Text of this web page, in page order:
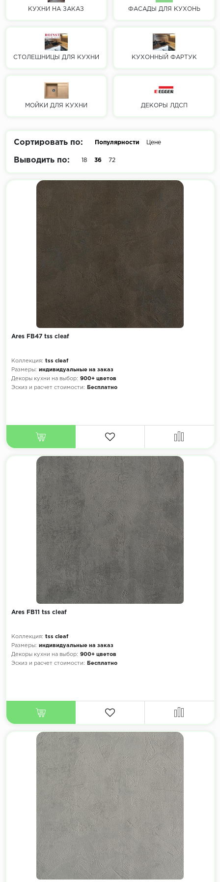
КУХНИ НА ЗАКАЗ ФАСАДЫ ДЛЯ КУХОНЬ
СТОЛЕШНИЦЫ ДЛЯ КУХНИ КУХОННЫЙ ФАРТУК
МОЙКИ ДЛЯ КУХНИ ДЕКОРЫ ЛДСП
Сортировать по: Популярности Цене
Выводить по: 18 36 72
Ares FB47 tss cleaf
Коллекция: tss cleaf
Размеры: индивидуальные на заказ
Декоры кухни на выбор: 900+ цветов
Эскиз и расчет стоимости:
Бесплатно
Ares FB11 tss cleaf
Коллекция: tss cleaf
Размеры: индивидуальные на заказ
Декоры кухни на выбор: 900+ цветов
Эскиз и расчет стоимости:
Бесплатно